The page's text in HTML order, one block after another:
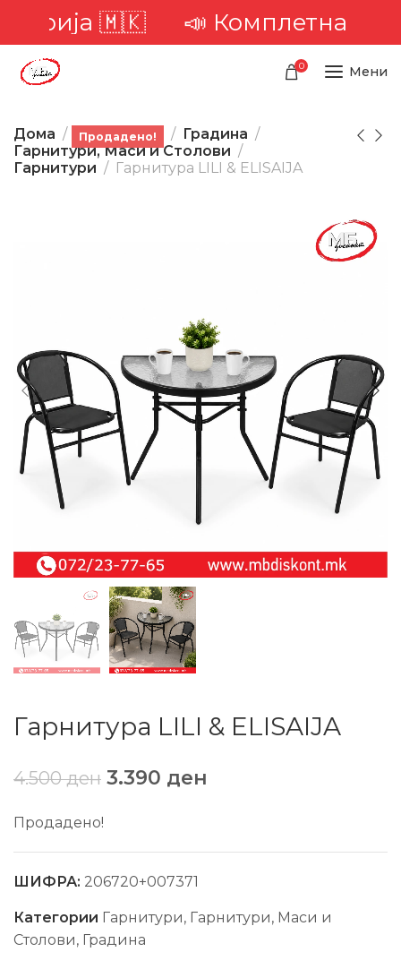
🇲🇰 📣 Комплетна достава
0 Мени
Дома Производи
Градина
Гарнитури, Маси и Столови
Гарнитури
Гарнитура LILI & ELISAIJA
Продадено!
Гарнитура LILI & ELISAIJA
4.500ден 3.390 ден
Продадено!
ШИФРА: 206720+007371
Категории Гарнитури, Гарнитури, Маси и
Столови, Градина